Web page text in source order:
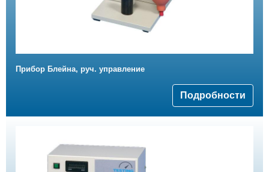
Прибор Блейна, руч. управление
Подробности